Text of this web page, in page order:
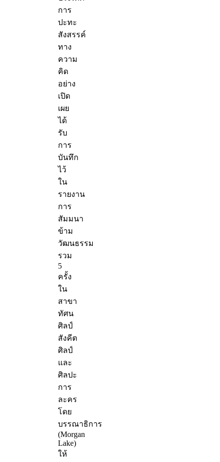
การ
ปะทะ
สังสรรค์
ทาง
ความ
คิด
อย่าง
เปิด
เผย
ได้
รับ
การ
บันทึก
ไว้
ใน
รายงาน
การ
สัมมนา
ข้าม
วัฒนธรรม
รวม
5
ครั้ง
ใน
สาขา
ทัศน
ศิลป์
สังคีต
ศิลป์
และ
ศิลปะ
การ
ละคร
โดย
บรรณาธิการ
(Morgan
Lake)
ให้